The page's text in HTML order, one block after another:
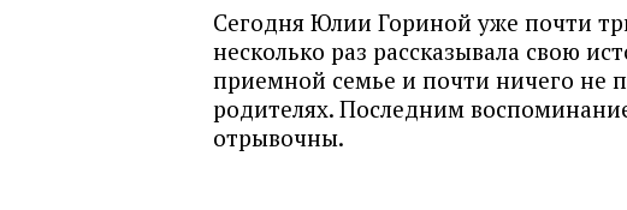
Сегодня Юлии Гориной уже почти
несколько раз рассказывала свою
приемной семье и почти ничего не
родителях. Последним
отрывочны.